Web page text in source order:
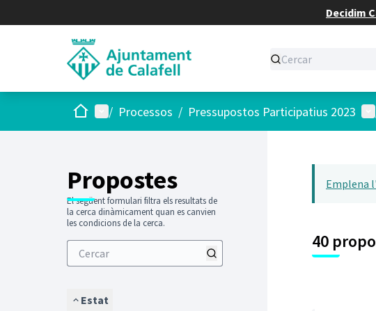
Decidim
Inici Menú principal
/ Processos / Pressupostos Participatius 2023
Propostes
El següent formulari filtra els resultats de
la cerca dinàmicament quan es canvien
les condicions de la cerca.
Estat
Emplena
40